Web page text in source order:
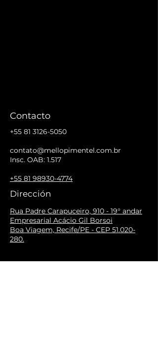
Contacto
+55 81 3126-5050
contato@mellopimentel.com.br
Insc. OAB: 1.517
+55 81 98930-4774
Dirección
Rua Padre Carapuceiro, 910 - 19° andar
Empresarial Acácio Gil Borsoi
Boa Viagem, Recife/PE - CEP 51.020-
280.